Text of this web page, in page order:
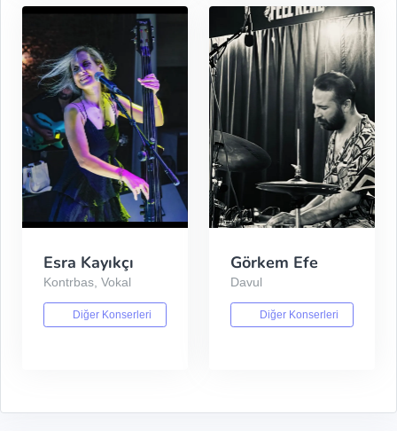
Esra Kayıkçı
Kontrbas, Vokal
Diğer Konserleri
Görkem Efe
Davul
Diğer Konserleri